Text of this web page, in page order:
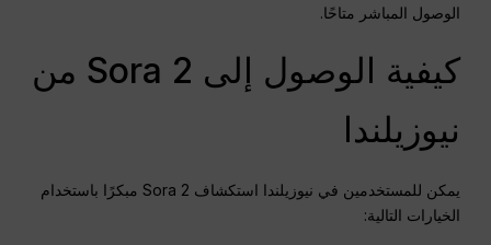
الوصول المباشر متاحًا.
كيفية الوصول إلى Sora 2 من
نيوزيلندا
يمكن للمستخدمين في نيوزيلندا استكشاف Sora 2 مبكرًا باستخدام
الخيارات التالية: